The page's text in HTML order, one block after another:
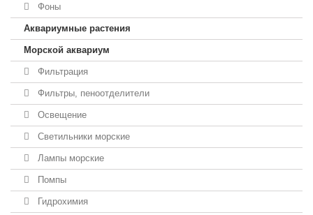
Фоны
Аквариумные растения
Морской аквариум
Фильтрация
Фильтры, пеноотделители
Освещение
Светильники морские
Лампы морские
Помпы
Гидрохимия